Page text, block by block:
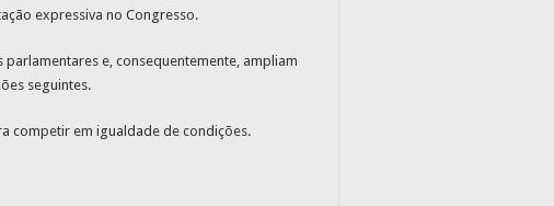
expressiva no Congresso.
e, consequentemente, ampliam
seguintes.
competir em igualdade de condições.